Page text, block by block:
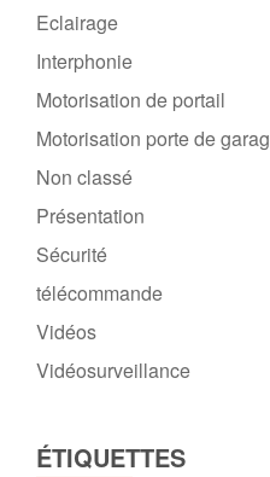
Eclairage
Interphonie
Motorisation de portail
Motorisation porte de
Non classé
Présentation
Sécurité
télécommande
Vidéos
Vidéosurveillance
ÉTIQUETTES